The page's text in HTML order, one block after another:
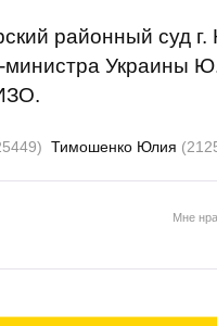
районный суд
Украины
Тимошенко Юлия
Мне